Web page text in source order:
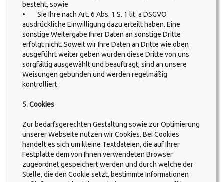
besteht, sowie
• Sie Ihre nach Art. 6 Abs. 1 S. 1 lit. a DSGVO
ausdrückliche Einwilligung dazu erteilt haben. Eine
sonstige Weitergabe Ihrer Daten an sonstige Dritte
erfolgt nicht. Soweit wir Ihre Daten an Dritte wie oben
ausgeführt weiter geben wurden diese Dritte von uns
sorgfältig ausgewählt und beauftragt, sind an unsere
Weisungen gebunden und werden regelmäßig
kontrolliert.
5. Cookies
Zur bedarfsgerechten Gestaltung sowie zur Optimierung
unserer Webseite nutzen wir Cookies. Bei Cookies
handelt es sich um kleine Textdateien, die auf Ihrer
Festplatte dem von Ihnen verwendeten Browser
zugeordnet gespeichert werden und durch welche der
Stelle, die den Cookie setzt, bestimmte Informationen